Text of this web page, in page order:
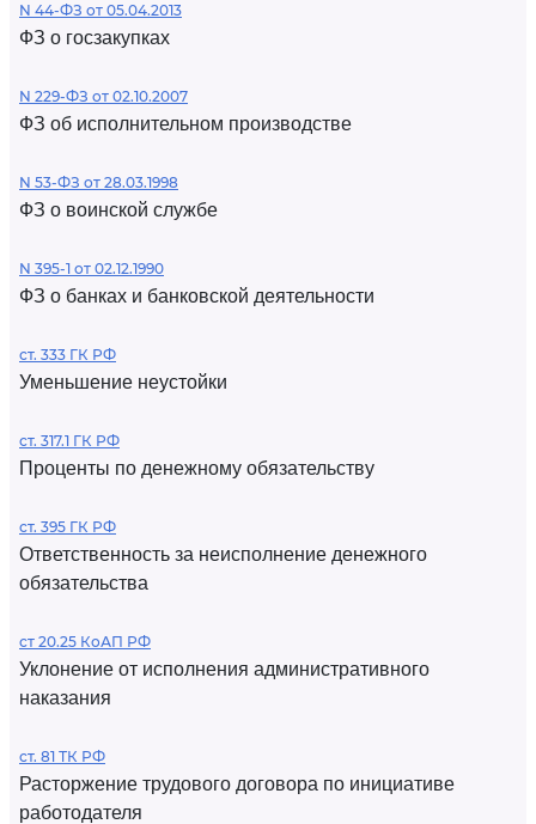
N 44-ФЗ от 05.04.2013
ФЗ о госзакупках
N 229-ФЗ от 02.10.2007
ФЗ об исполнительном производстве
N 53-ФЗ от 28.03.1998
ФЗ о воинской службе
N 395-1 от 02.12.1990
ФЗ о банках и банковской деятельности
ст. 333 ГК РФ
Уменьшение неустойки
ст. 317.1 ГК РФ
Проценты по денежному обязательству
ст. 395 ГК РФ
Ответственность за неисполнение денежного
обязательства
ст 20.25 КоАП РФ
Уклонение от исполнения административного
наказания
ст. 81 ТК РФ
Расторжение трудового договора по инициативе
работодателя